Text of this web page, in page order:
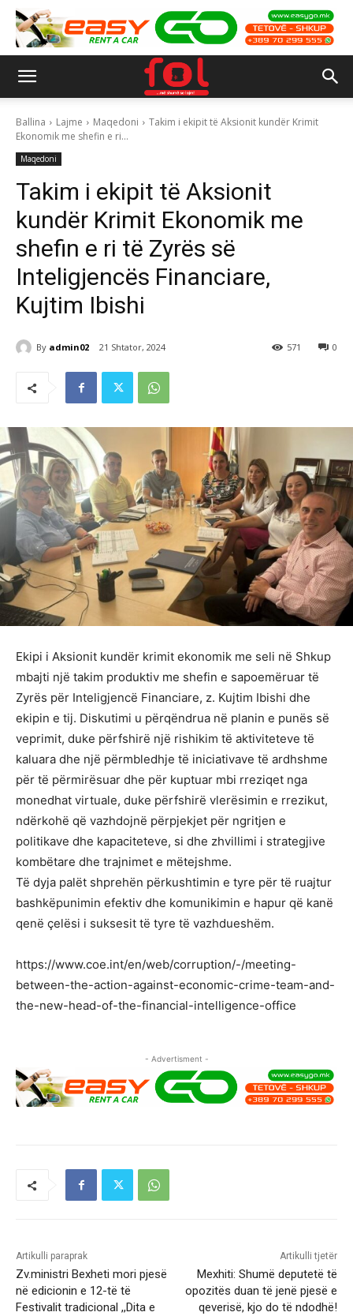
Ballina Lajme Maqedoni
Takim i ekipit të Aksionit kundër Krimit
Ekonomik me shefin e ri...
Maqedoni
Takim i ekipit të Aksionit
kundër Krimit Ekonomik me
shefin e ri të Zyrës së
Inteligjencës Financiare,
Kujtim Ibishi
By admin02 21 Shtator, 2024 0
571
Ekipi i Aksionit kundër krimit ekonomik me seli në Shkup
mbajti një takim produktiv me shefin e sapoemëruar të
Zyrës për Inteligjencë Financiare, z. Kujtim Ibishi dhe
ekipin e tij. Diskutimi u përqëndrua në planin e punës së
veprimit, duke përfshirë një rishikim të aktiviteteve të
kaluara dhe një përmbledhje të iniciativave të ardhshme
për të përmirësuar dhe për kuptuar mbi rreziqet nga
monedhat virtuale, duke përfshirë vlerësimin e rrezikut,
ndërkohë që vazhdojnë përpjekjet për ngritjen e
politikave dhe kapaciteteve, si dhe zhvillimi i strategjive
kombëtare dhe trajnimet e mëtejshme.
Të dyja palët shprehën përkushtimin e tyre për të ruajtur
bashkëpunimin efektiv dhe komunikimin e hapur që kanë
qenë çelësi i suksesit të tyre të vazhdueshëm.
https://www.coe.int/en/web/corruption/-/meeting-
between-the-action-against-economic-crime-team-and-
the-new-head-of-the-financial-intelligence-office
- Advertisment -
Artikulli paraprak
Zv.ministri Bexheti mori pjesë
në edicionin e 12-të të
Festivalit tradicional ,,Dita e
Artikulli tjetër
Mexhiti: Shumë deputetë të
opozitës duan të jenë pjesë e
qeverisë, kjo do të ndodhë!